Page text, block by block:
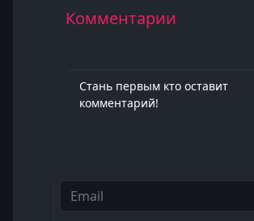
Комментарии
Стань первым кто оставит
комментарий!